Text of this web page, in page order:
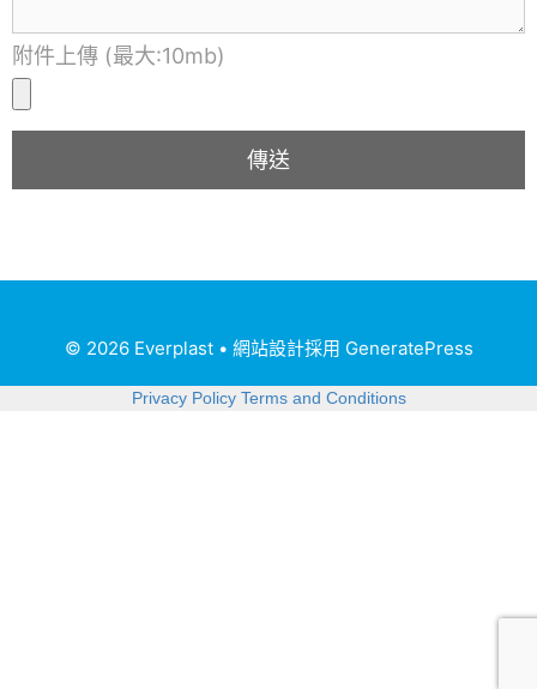
附件上傳 (最大:10mb)
© 2026 Everplast• 網站設計採用 GeneratePress
Privacy Policy Terms and Conditions